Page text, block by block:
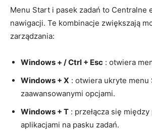
Menu Start i pasek zadań to Centralne
nawigacji. Te kombinacje zwiększają
zarządzania:
Windows + / Ctrl + Esc : otwiera
Windows + X : otwiera ukryte menu
zaawansowanymi opcjami.
Windows + T : przełącza się
aplikacjami na pasku zadań.